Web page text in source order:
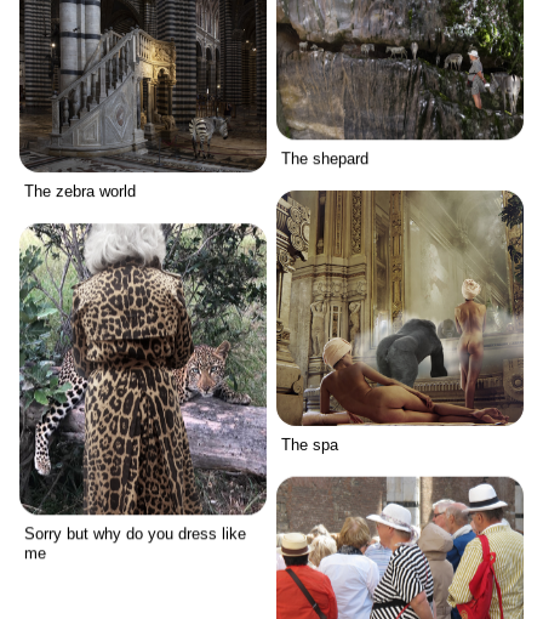
The zebra world
The shepard
The spa
Sorry but why do you dress like
me